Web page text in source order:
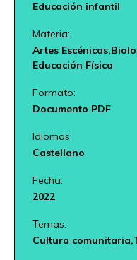
Educación infantil
Materia:
Artes Escénicas,
Educación Física
Formato:
Documento PDF
Idiomas:
Castellano
Fecha:
2022
Temas:
Cultura comunitaria,